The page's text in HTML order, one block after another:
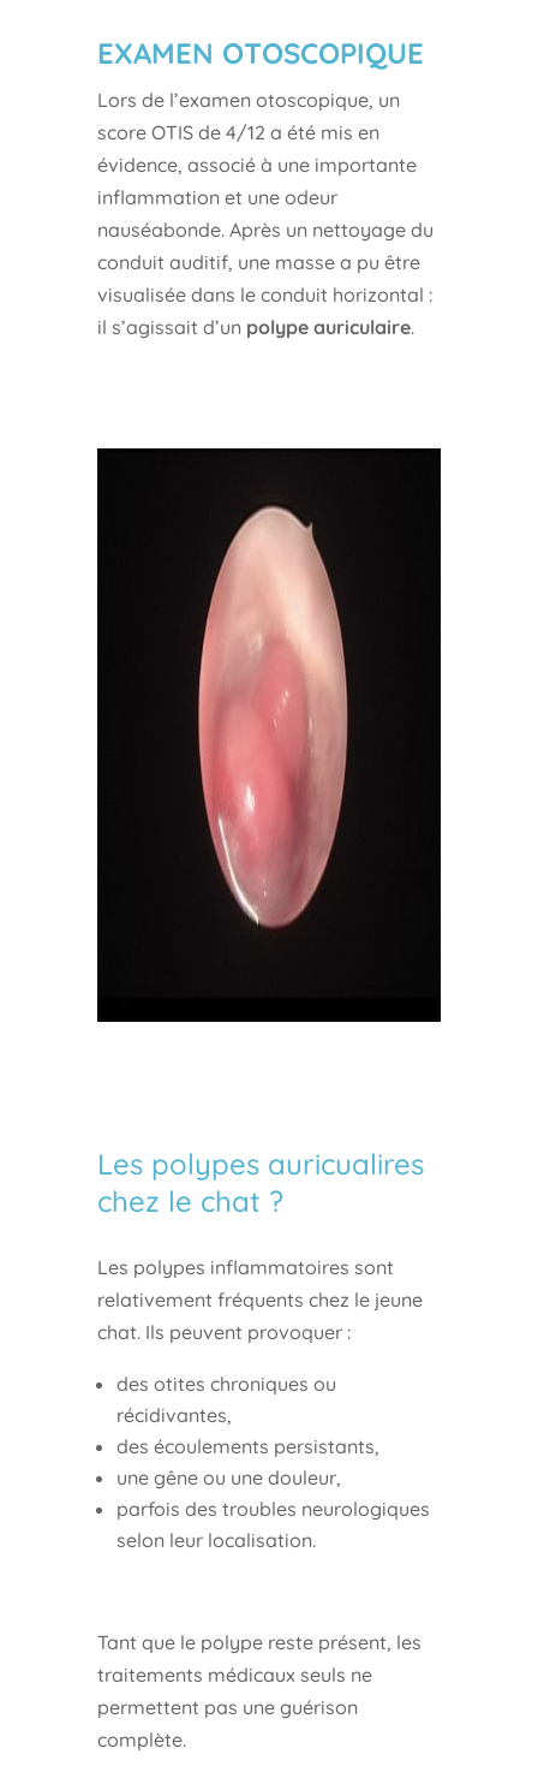
EXAMEN OTOSCOPIQUE
Lors de l’examen otoscopique, un
score OTIS de 4/12 a été mis en
évidence, associé à une importante
inflammation et une odeur
nauséabonde. Après un nettoyage du
conduit auditif, une masse a pu être
visualisée dans le conduit horizontal :
il s’agissait d’un polype auriculaire.
Les polypes auricualires
chez le chat ?
Les polypes inflammatoires sont
relativement fréquents chez le jeune
chat. Ils peuvent provoquer :
des otites chroniques ou
récidivantes,
des écoulements persistants,
une gêne ou une douleur,
parfois des troubles neurologiques
selon leur localisation.
Tant que le polype reste présent, les
traitements médicaux seuls ne
permettent pas une guérison
complète.